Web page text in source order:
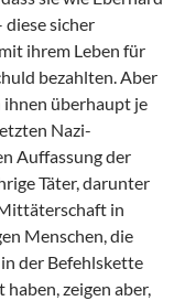
diese sicher
ihrem Leben für
bezahlten. Aber
ihnen überhaupt je
Nazi-
Auffassung der
Täter, darunter
in
Menschen, die
der Befehlskette
zeigen aber,